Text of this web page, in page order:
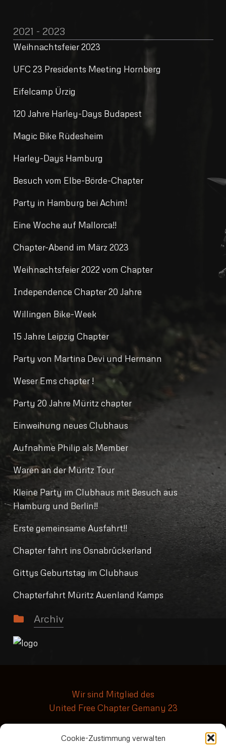
Cookie-Zustimmung verwalten
2021 - 2023
Weihnachtsfeier 2023
UFC 23 Presidents Meeting Hornberg
Eifelcamp Ürzig
120 Jahre Harley-Days Budapest
Magic Bike Rüdesheim
Harley-Days Hamburg
Besuch vom Elbe-Börde-Chapter
Party in Hamburg bei Achim!
Eine Woche auf Mallorca!!
Chapter-Abend im März 2023
Weihnachtsfeier 2022 vom Chapter
Independence Chapter 20 Jahre
Willingen Bike-Week
15 Jahre Leipzig Chapter
Party von Martina Devi und Hermann
Weser Ems chapter !
Party 20 Jahre Müritz chapter
Einweihung neues Clubhaus
Aufnahme Philip als Member
Waren an der Müritz Tour
Kleine Party im Clubhaus mit Besuch aus
Hamburg und Berlin!!
Erste gemeinsame Ausfahrt!!
Chapter fahrt ins Osnabrûckerland
Gittys Geburtstag im Clubhaus
Chapterfahrt Müritz Auenland Kamps
Archiv
Wir sind Mitglied des
United Free Chapter Gemany 23